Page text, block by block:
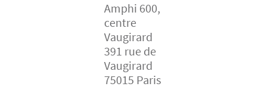
Amphi 600,
centre
Vaugirard
391 rue de
Vaugirard
75015 Paris